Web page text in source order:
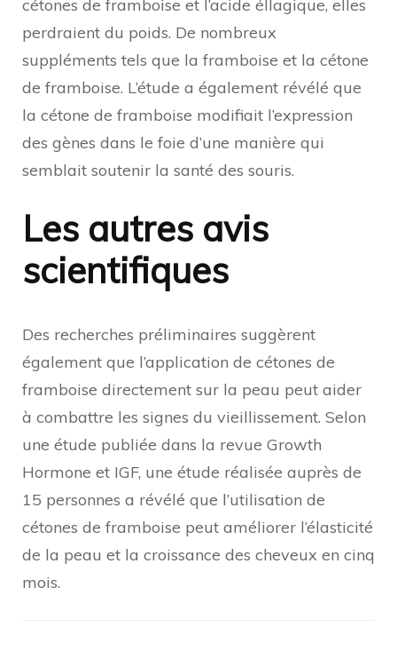
cétones de framboise et l’acide éllagique, elles
perdraient du poids. De nombreux
suppléments tels que la framboise et la cétone
de framboise. L’étude a également révélé que
la cétone de framboise modifiait l’expression
des gènes dans le foie d’une manière qui
semblait soutenir la santé des souris.
Les autres avis
scientifiques
Des recherches préliminaires suggèrent
également que l’application de cétones de
framboise directement sur la peau peut aider
à combattre les signes du vieillissement. Selon
une étude publiée dans la revue Growth
Hormone et IGF, une étude réalisée auprès de
15 personnes a révélé que l’utilisation de
cétones de framboise peut améliorer l’élasticité
de la peau et la croissance des cheveux en cinq
mois.